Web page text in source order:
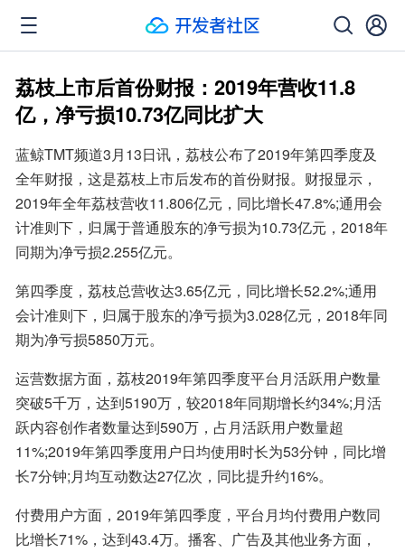
荔枝上市后首份财报：2019年营收11.8
亿，净亏损10.73亿同比扩大
蓝鲸TMT频道3月13日讯，荔枝公布了2019年第四季度及
全年财报，这是荔枝上市后发布的首份财报。财报显示，
2019年全年荔枝营收11.806亿元，同比增长47.8%;通用会
计准则下，归属于普通股东的净亏损为10.73亿元，2018年
同期为净亏损2.255亿元。
第四季度，荔枝总营收达3.65亿元，同比增长52.2%;通用
会计准则下，归属于股东的净亏损为3.028亿元，2018年同
期为净亏损5850万元。
运营数据方面，荔枝2019年第四季度平台月活跃用户数量
突破5千万，达到5190万，较2018年同期增长约34%;月活
跃内容创作者数量达到590万，占月活跃用户数量超
11%;2019年第四季度用户日均使用时长为53分钟，同比增
长7分钟;月均互动数达27亿次，同比提升约16%。
付费用户方面，2019年第四季度，平台月均付费用户数同
比增长71%，达到43.4万。播客、广告及其他业务方面，